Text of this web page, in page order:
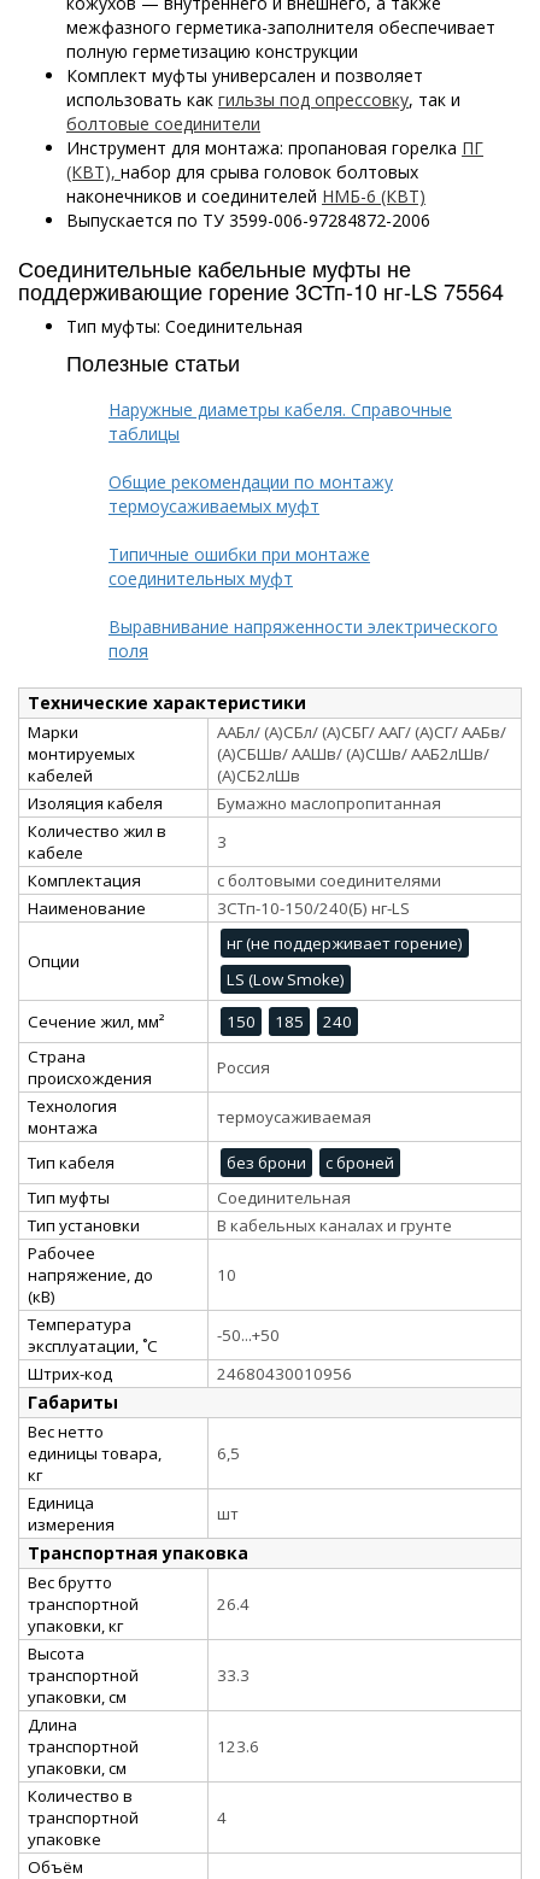
межфазного герметика-заполнителя обеспечивает
полную герметизацию конструкции
Комплект муфты универсален и позволяет
использовать как гильзы под опрессовку, так и
болтовые соединители
Инструмент для монтажа: пропановая горелка ПГ
(КВТ), набор для срыва головок болтовых
наконечников и соединителей НМБ-6 (КВТ)
Выпускается по ТУ 3599-006-97284872-2006
Соединительные кабельные муфты не
поддерживающие горение 3СТп-10 нг-LS 75564
Тип муфты: Соединительная
Полезные статьи
Наружные диаметры кабеля. Справочные
таблицы
Общие рекомендации по монтажу
термоусаживаемых муфт
Типичные ошибки при монтаже
соединительных муфт
Выравнивание напряженности электрического
поля
Технические характеристики
Марки
монтируемых
кабелей
ААБл/ (А)СБл/ (А)СБГ/ ААГ/ (А)СГ/ ААБв/
(А)СБШв/ ААШв/ (А)СШв/ ААБ2лШв/
(А)СБ2лШв
Изоляция кабеля
Бумажно маслопропитанная
Количество жил в
кабеле
3
Комплектация
с болтовыми соединителями
Наименование
3СТп-10-150/240(Б) нг-LS
Опции
нг (не поддерживает горение)
LS (Low Smoke)
Сечение жил, мм²
150 185
240
Страна
происхождения
Россия
Технология
монтажа
термоусаживаемая
Тип кабеля без брони
с броней
Тип муфты
Соединительная
Тип установки
В кабельных каналах и грунте
Рабочее
напряжение, до
(кВ)
10
Температура
эксплуатации, ˚С
-50...+50
Штрих-код
24680430010956
Габариты
Вес нетто
единицы товара,
кг
6,5
Единица
измерения
шт
Транспортная упаковка
Вес брутто
транспортной
упаковки, кг
26.4
Высота
транспортной
упаковки, см
33.3
Длина
транспортной
упаковки, см
123.6
Количество в
транспортной
упаковке
4
Объём